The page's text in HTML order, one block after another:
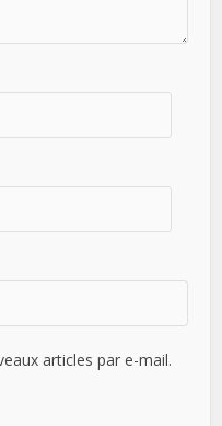
articles par e-mail.